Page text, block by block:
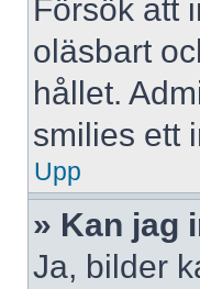
Försök att
oläsbart
hållet.
smilies ett
Upp
» Kan jag
Ja, bilder